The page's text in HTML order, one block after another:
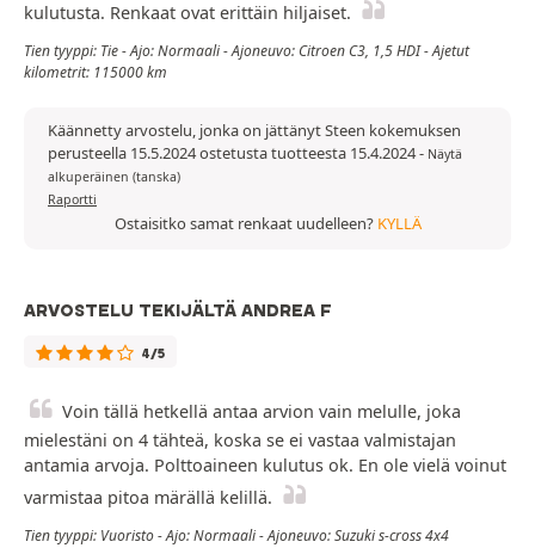
kulutusta. Renkaat ovat erittäin hiljaiset.
Tien tyyppi: Tie - Ajo: Normaali - Ajoneuvo: Citroen C3, 1,5 HDI - Ajetut
kilometrit: 115000 km
Käännetty arvostelu, jonka on jättänyt Steen kokemuksen
perusteella 15.5.2024 ostetusta tuotteesta 15.4.2024- Näytä
alkuperäinen (tanska)
Raportti
Ostaisitko samat renkaat uudelleen? KYLLÄ
ARVOSTELU TEKIJÄLTÄ ANDREA F
4/5
Voin tällä hetkellä antaa arvion vain melulle, joka
mielestäni on 4 tähteä, koska se ei vastaa valmistajan
antamia arvoja. Polttoaineen kulutus ok. En ole vielä voinut
varmistaa pitoa märällä kelillä.
Tien tyyppi: Vuoristo - Ajo: Normaali - Ajoneuvo: Suzuki s-cross 4x4